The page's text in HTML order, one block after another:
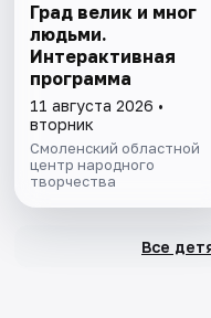
Град велик и мног
людьми.
Интерактивная
программа
11 августа 2026 •
вторник
Смоленский областной
центр народного
творчества
Все